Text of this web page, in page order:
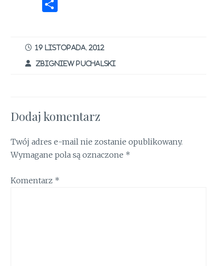
ce
o
o
r
st
S
e
19 LISTOPADA, 2012
ZBIGNIEW PUCHALSKI
Dodaj komentarz
Twój adres e-mail nie zostanie opublikowany.
Wymagane pola są oznaczone *
Komentarz *